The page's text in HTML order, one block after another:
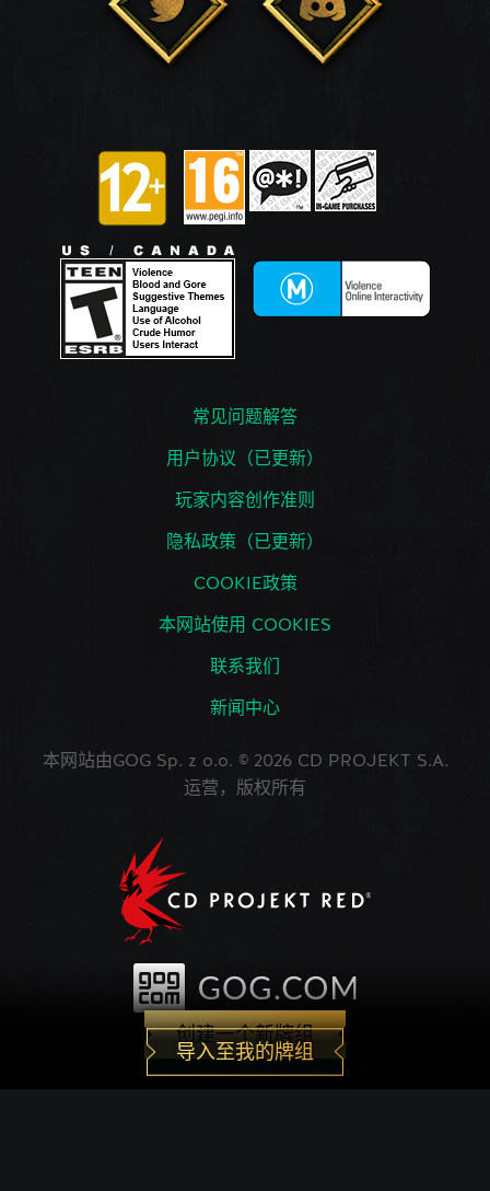
创建一个新牌组
导入至我的牌组
常见问题解答
用户协议（已更新）
玩家内容创作准则
隐私政策（已更新）
COOKIE政策
本网站使用 COOKIES
联系我们
新闻中心
本网站由GOG Sp. z o.o. © 2026 CD PROJEKT S.A.
运营，版权所有
CD PROJEKT®, The Witcher®, GWENT® 是由CD